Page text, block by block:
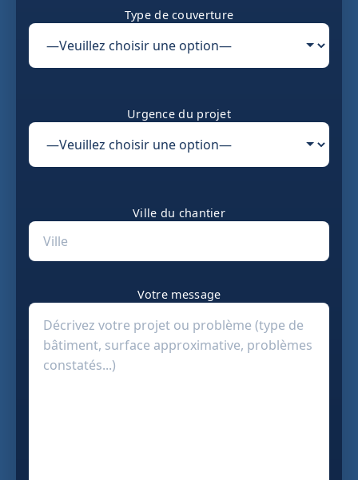
Type de couverture
Urgence du projet
Ville du chantier
Votre message